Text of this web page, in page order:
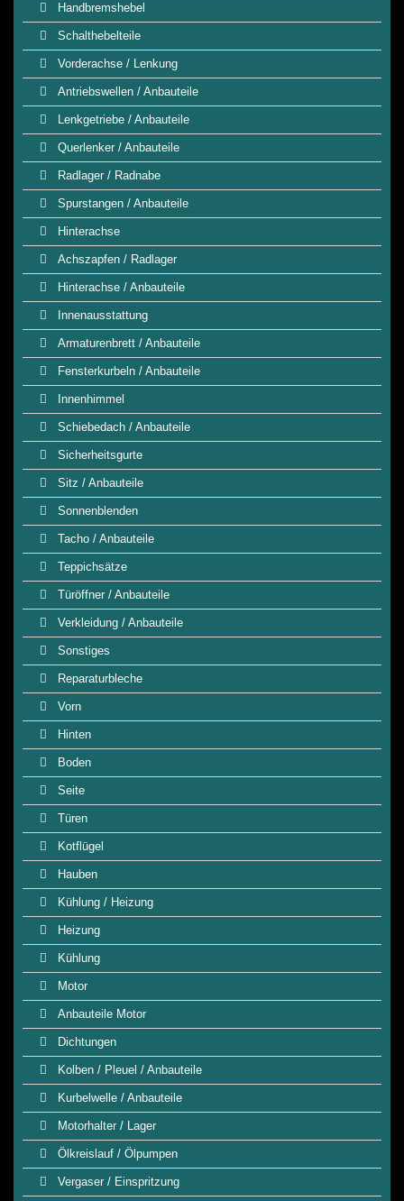
Handbremshebel
Schalthebelteile
Vorderachse / Lenkung
Antriebswellen / Anbauteile
Lenkgetriebe / Anbauteile
Querlenker / Anbauteile
Radlager / Radnabe
Spurstangen / Anbauteile
Hinterachse
Achszapfen / Radlager
Hinterachse / Anbauteile
Innenausstattung
Armaturenbrett / Anbauteile
Fensterkurbeln / Anbauteile
Innenhimmel
Schiebedach / Anbauteile
Sicherheitsgurte
Sitz / Anbauteile
Sonnenblenden
Tacho / Anbauteile
Teppichsätze
Türöffner / Anbauteile
Verkleidung / Anbauteile
Sonstiges
Reparaturbleche
Vorn
Hinten
Boden
Seite
Türen
Kotflügel
Hauben
Kühlung / Heizung
Heizung
Kühlung
Motor
Anbauteile Motor
Dichtungen
Kolben / Pleuel / Anbauteile
Kurbelwelle / Anbauteile
Motorhalter / Lager
Ölkreislauf / Ölpumpen
Vergaser / Einspritzung